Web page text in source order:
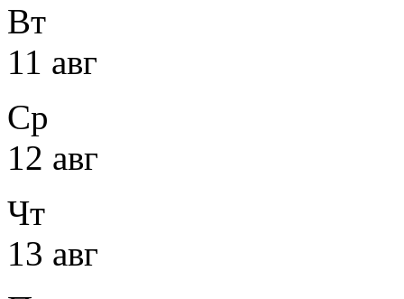
Вт
11 авг
Ср
12 авг
Чт
13 авг